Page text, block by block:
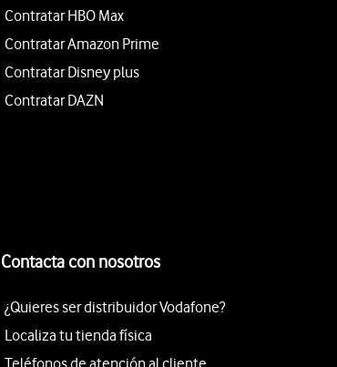
Contratar HBO Max
Contratar Amazon Prime
Contratar Disney plus
Contratar DAZN
Contacta con nosotros
¿Quieres ser distribuidor Vodafone?
Localiza tu tienda física
Teléfonos de atención al cliente